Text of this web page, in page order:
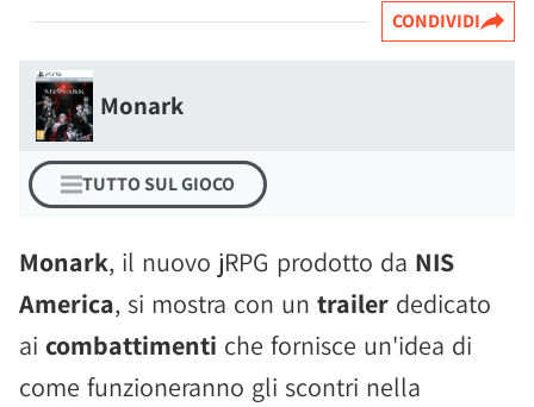
CONDIVIDI
Monark
TUTTO SUL GIOCO
Monark, il nuovo jRPG prodotto da NIS
America, si mostra con un trailer dedicato
ai combattimenti che fornisce un'idea di
come funzioneranno gli scontri nella